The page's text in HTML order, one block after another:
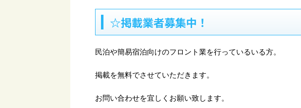
☆掲載業者募集中！
民泊や簡易宿泊向けのフロント業を行っているいる方。
掲載を無料でさせていただきます。
お問い合わせを宜しくお願い致します。